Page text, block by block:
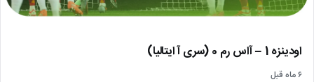
اودینزه 1 – آاس رم 0 (سری آ ایتالیا)
۶ ماه قبل